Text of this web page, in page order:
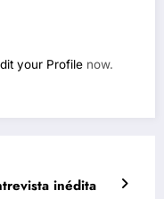
your Profile now.
inédita